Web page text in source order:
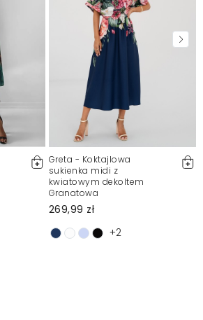
niemnący i elegancki.
się zdecydowanie lepiej układa.
2025-10-26
niestety musiałam oddać,
i wygodna.
2025-09-19
i subtelna.
Greta - Koktajlowa
sukienka midi z
kwiatowym dekoltem
Granatowa
269,99 zł
+2